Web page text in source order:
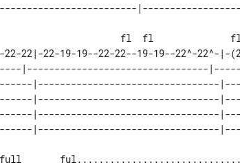
22|-22-19-19--22-22--19-19--22^-22^-
|---------------------------------
|---------------------------------
|---------------------------------
|---------------------------------